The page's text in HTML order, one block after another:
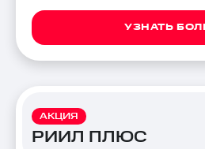
УЗНАТЬ
АКЦИЯ
РИИЛ ПЛЮС